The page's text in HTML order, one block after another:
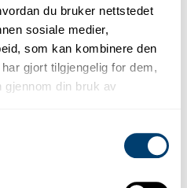
du bruker nettstedet
sosiale medier,
som kan kombinere den
gjort tilgjengelig for dem,
gjennom din bruk av
vil variere avhengig av
OPPBEVARINGSPERIODE
Dataene til brukere som
sender oss en forespørsel
som er nødvendig for å